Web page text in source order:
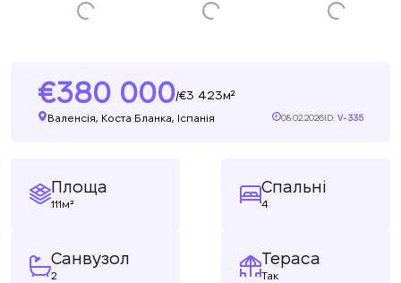
380 000/ 3 423м²
Валенсія, Коста Бланка, Іспанія 08.02.2026ID: V-335
Площа
111м²
Спальні
4
Санвузол
2
Тераса
Так